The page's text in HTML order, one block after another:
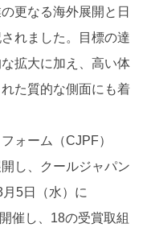
更なる海外展開と日
れました。目標の達
拡大に加え、高い体
た質的な側面にも着
ォーム（CJPF）
し、クールジャパン
5日（水）に
催し、18の受賞取組